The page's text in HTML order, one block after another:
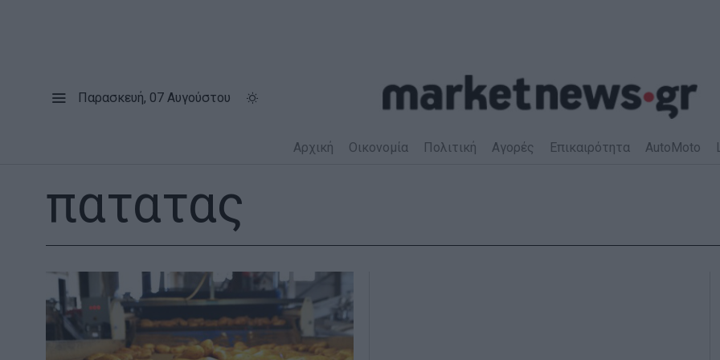
Παρασκευή, 07 Αυγούστου
Αρχική Οικονομία Πολιτική Αγορές Επικαιρότητα AutoMoto
πατατας